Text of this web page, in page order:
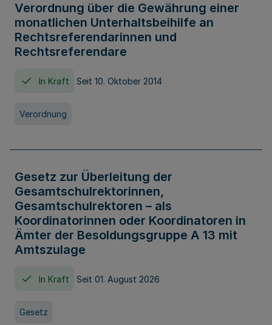
Verordnung über die Gewährung einer
monatlichen Unterhaltsbeihilfe an
Rechtsreferendarinnen und
Rechtsreferendare
In Kraft Seit 10. Oktober 2014
Verordnung
Gesetz zur Überleitung der
Gesamtschulrektorinnen,
Gesamtschulrektoren – als
Koordinatorinnen oder Koordinatoren in
Ämter der Besoldungsgruppe A 13 mit
Amtszulage
In Kraft Seit 01. August 2026
Gesetz